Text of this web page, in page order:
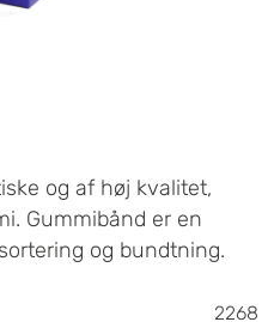
og af høj kvalitet,
Gummibånd er en
og bundtning.
fladt.
2268